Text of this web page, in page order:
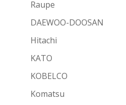
Raupe
DAEWOO-DOOSAN
Hitachi
KATO
KOBELCO
Komatsu